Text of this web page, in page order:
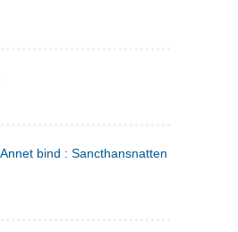
bind : Sancthansnatten ; Fru Inger